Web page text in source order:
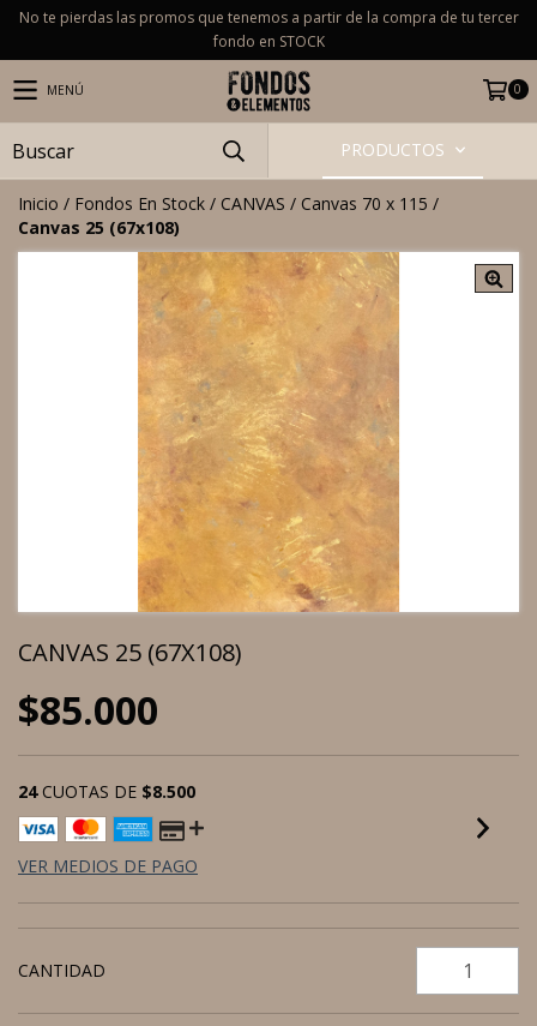
No te pierdas las promos que tenemos a partir de la compra de tu tercer
fondo en STOCK
MENÚ 0
PRODUCTOS
Inicio / Fondos En Stock / CANVAS / Canvas 70 x 115 /
Canvas 25 (67x108)
CANVAS 25 (67X108)
$85.000
24 CUOTAS DE $8.500
VER MEDIOS DE PAGO
CANTIDAD